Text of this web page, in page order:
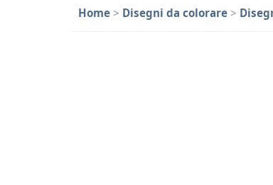
Home > Disegni da colorare >